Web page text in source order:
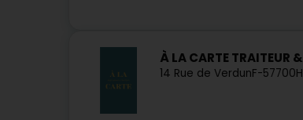
À LA CARTE TRAITEUR
14 Rue de VerdunF-57700